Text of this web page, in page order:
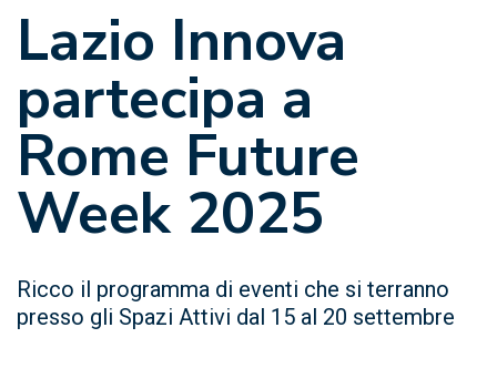
Lazio Innova
partecipa a
Rome Future
Week 2025
Ricco il programma di eventi che si terranno
presso gli Spazi Attivi dal 15 al 20 settembre